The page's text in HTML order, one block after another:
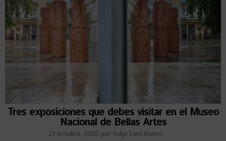
Tres exposiciones que debes visitar en el Museo
Nacional de Bellas Artes
21 octubre, 2020 por Adyz Lien Rivero